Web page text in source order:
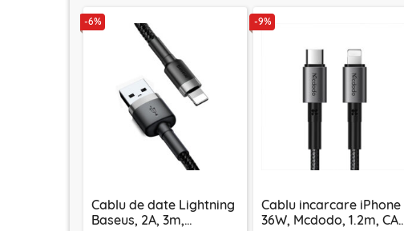
-6%
Cablu de date Lightning
Baseus, 2A, 3m,
-9%
Cablu incarcare iPhone
36W, Mcdodo, 1.2m, CA-